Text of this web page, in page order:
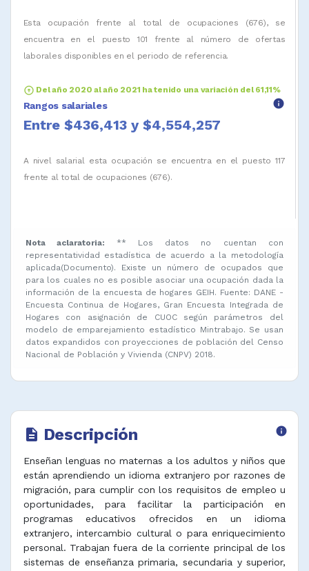
Esta ocupación frente al total de ocupaciones (676), se
encuentra en el puesto 101 frente al número de ofertas
laborales disponibles en el periodo de referencia.
arrow_circle_up Del año 2020 al año 2021 ha tenido una variación del 61,11%
Rangos salariales info
Entre $436,413 y $4,554,257
A nivel salarial esta ocupación se encuentra en el puesto 117
frente al total de ocupaciones (676).
Nota aclaratoria:
** Los datos no cuentan con
representatividad estadística de acuerdo a la metodología
aplicada(Documento). Existe un número de ocupados que
para los cuales no es posible asociar una ocupación dada la
información de la encuesta de hogares GEIH. Fuente: DANE -
Encuesta Continua de Hogares, Gran Encuesta Integrada de
Hogares con asignación de CUOC según parámetros del
modelo de emparejamiento estadístico Mintrabajo. Se usan
datos expandidos con proyecciones de población del Censo
Nacional de Población y Vivienda (CNPV) 2018.
description Descripción info
Enseñan lenguas no maternas a los adultos y niños que
están aprendiendo un idioma extranjero por razones de
migración, para cumplir con los requisitos de empleo u
oportunidades, para facilitar la participación en
programas educativos ofrecidos en un idioma
extranjero, intercambio cultural o para enriquecimiento
personal. Trabajan fuera de la corriente principal de los
sistemas de enseñanza primaria, secundaria y superior,